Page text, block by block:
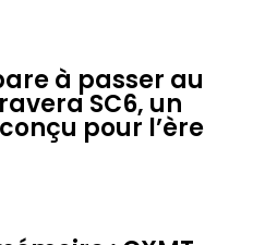
à passer au
SC6, un
pour l’ère